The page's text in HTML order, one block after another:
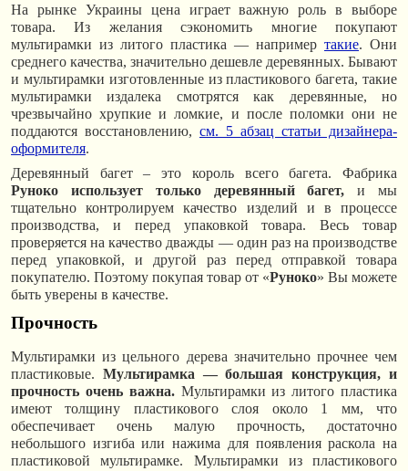
На рынке Украины цена играет важную роль в выборе
товара. Из желания сэкономить многие покупают
мультирамки из литого пластика — например такие. Они
среднего качества, значительно дешевле деревянных. Бывают
и мультирамки изготовленные из пластикового багета, такие
мультирамки издалека смотрятся как деревянные, но
чрезвычайно хрупкие и ломкие, и после поломки они не
поддаются восстановлению, см. 5 абзац статьи дизайнера-
оформителя.
Деревянный багет – это король всего багета. Фабрика
Руноко использует только деревянный багет, и мы
тщательно контролируем качество изделий и в процессе
производства, и перед упаковкой товара. Весь товар
проверяется на качество дважды — один раз на производстве
перед упаковкой, и другой раз перед отправкой товара
покупателю. Поэтому покупая товар от «Руноко» Вы можете
быть уверены в качестве.
Прочность
Мультирамки из цельного дерева значительно прочнее чем
пластиковые. Мультирамка — большая конструкция, и
прочность очень важна.Мультирамки из литого пластика
имеют толщину пластикового слоя около 1 мм, что
обеспечивает очень малую прочность, достаточно
небольшого изгиба или нажима для появления раскола на
пластиковой мультирамке. Мультирамки из пластикового